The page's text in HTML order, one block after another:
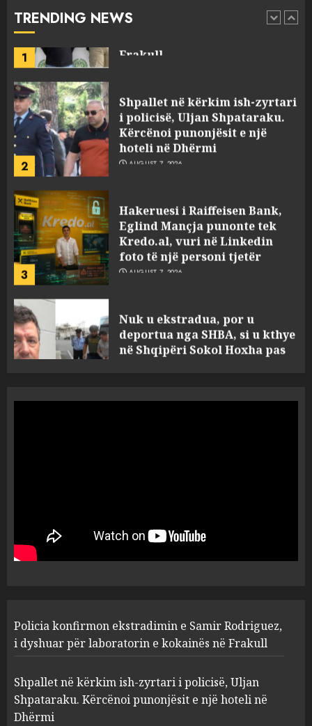
TRENDING NEWS
1
Frakull
2
Kërcënoi punonjësit e një
hoteli në Dhërmi
AUGUST 7, 2026
3
Kredo.al, vuri në Linkedin
foto të një personi tjetër
AUGUST 7, 2026
4
në Shqipëri Sokol Hoxha pas
30 viteve arrati. Pse Tirana po
i kërkon ndihmë Brukselit
1
Rodriguez, i dyshuar për
laboratorin e kokainës në
Frakull
2
i policisë, Uljan Shpataraku.
Kërcënoi punonjësit e një
hoteli në Dhërmi
Policia konfirmon ekstradimin e Samir Rodriguez,
i dyshuar për laboratorin e kokainës në Frakull
Shpallet në kërkim ish-zyrtari i policisë, Uljan
Shpataraku. Kërcënoi punonjësit e një hoteli në
Dhërmi